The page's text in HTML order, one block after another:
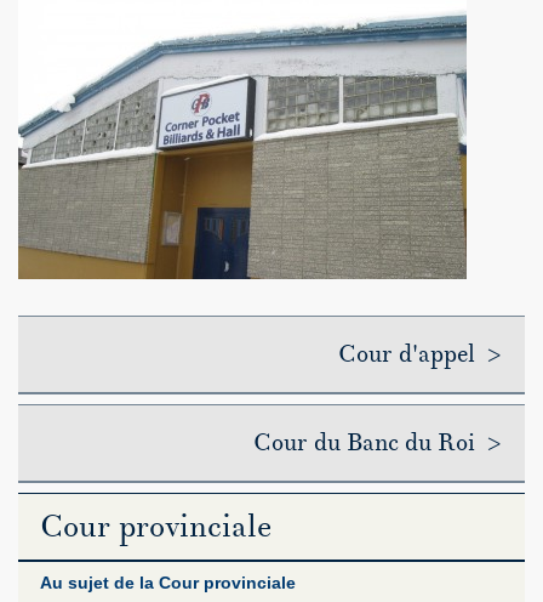
Cour d'appel >
Cour du Banc du Roi >
Cour provinciale
Au sujet de la Cour provinciale